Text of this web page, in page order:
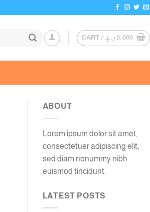
CART / 0,000 ر.ع.
ABOUT
Lorem ipsum dolor sit amet,
consectetuer adipiscing elit,
sed diam nonummy nibh
euismod tincidunt.
LATEST POSTS